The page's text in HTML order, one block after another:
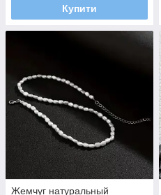
Купити
Жемчуг натуральный